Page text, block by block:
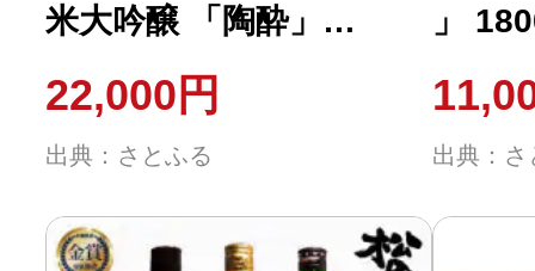
はじめるバイブルとは
よくあるご質問
問い合わせ
米大吟醸 「陶酔」
「AZOLLA50」 720ml ×
2本 AH014
22,000円
出典：さとふる
」
瀬酒
AJ009
出典：さ